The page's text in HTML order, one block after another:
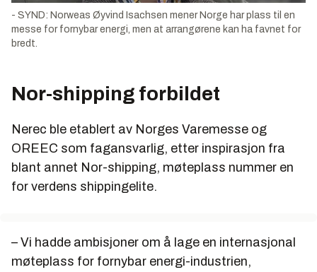
- SYND: Norweas Øyvind Isachsen mener Norge har plass til en
messe for fornybar energi, men at arrangørene kan ha favnet for
bredt.
Nor-shipping forbildet
Nerec ble etablert av Norges Varemesse og
OREEC som fagansvarlig, etter inspirasjon fra
blant annet Nor-shipping, møteplass nummer en
for verdens shippingelite.
– Vi hadde ambisjoner om å lage en internasjonal
møteplass for fornybar energi-industrien,